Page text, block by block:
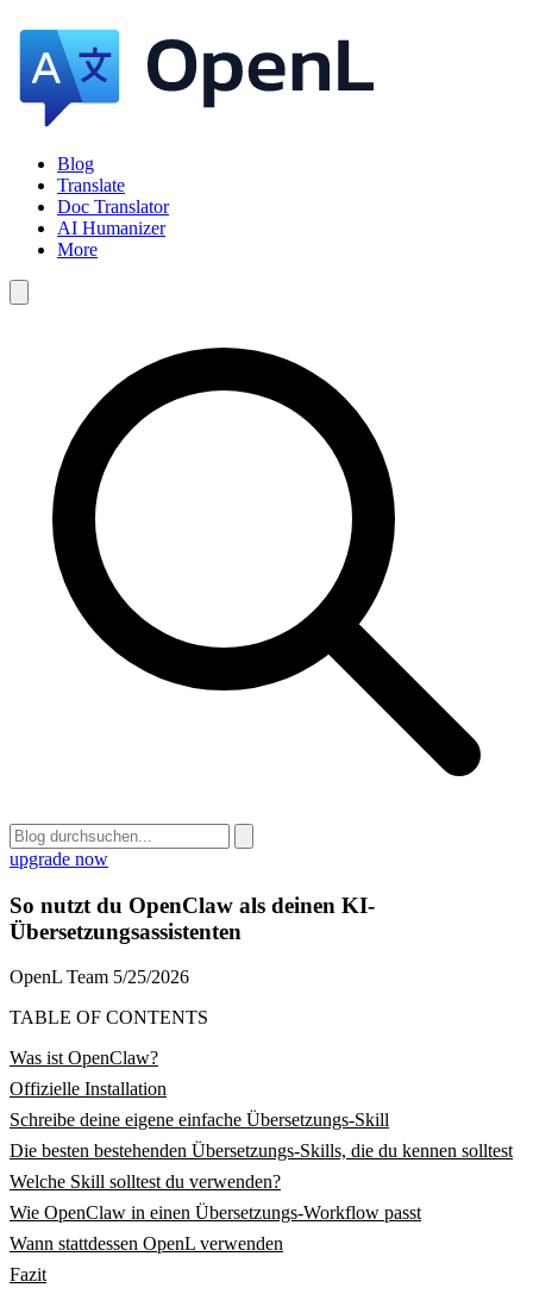
Blog
Translate
Doc Translator
AI Humanizer
More
upgrade now
So nutzt du OpenClaw als deinen KI-
Übersetzungsassistenten
OpenL Team 5/25/2026
TABLE OF CONTENTS
Was ist OpenClaw?
Offizielle Installation
Schreibe deine eigene einfache Übersetzungs-Skill
Die besten bestehenden Übersetzungs-Skills, die du kennen solltest
Welche Skill solltest du verwenden?
Wie OpenClaw in einen Übersetzungs-Workflow passt
Wann stattdessen OpenL verwenden
Fazit